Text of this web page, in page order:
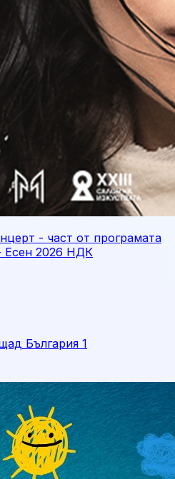
- част от програмата
Есен 2026 НДК
България 1